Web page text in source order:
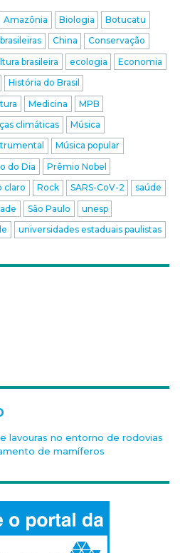
Amazônia Biologia
Botucatu
China
Conservação
brasileira ecologia
Economia
História do Brasil
Medicina
MPB
climáticas
Música
Música popular
do Dia
Prêmio Nobel
claro Rock SARS-CoV-2
saúde
São Paulo
unesp
universidades estaduais paulistas
lavouras no entorno de rodovias
de mamíferos